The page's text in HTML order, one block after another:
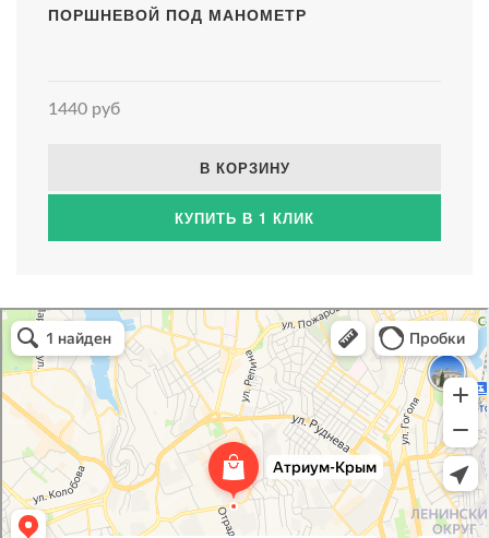
ПОРШНЕВОЙ ПОД МАНОМЕТР
1440 руб
В КОРЗИНУ
КУПИТЬ В 1 КЛИК
Атриум-Крым
Системы водоснабжения, отопления, канализации в Севастополе
Снабжение строительных объектов в Севастополе